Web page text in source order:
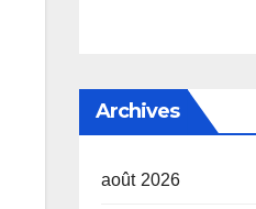
Archives
août 2026